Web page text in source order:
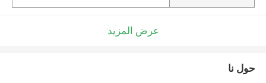
عرض المزيد
حول نا